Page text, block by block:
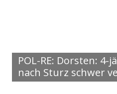
POL-RE: Dorsten: 4-
nach Sturz schwer